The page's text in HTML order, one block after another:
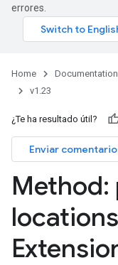
errores.
Home Documentation
v1.23
¿Te ha resultado útil?
Enviar
locations